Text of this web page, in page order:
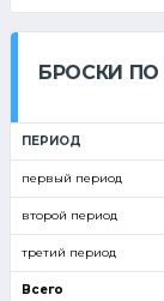
БРОСКИ
ПЕРИОД
первый период
второй период
третий период
Всего